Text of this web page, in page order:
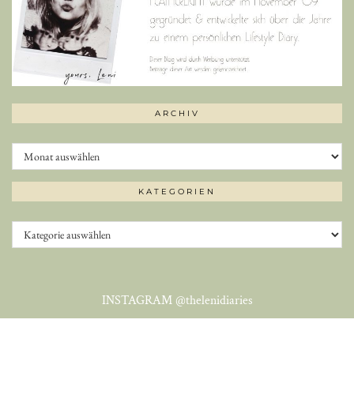
ARCHIV
Archiv
KATEGORIEN
Kategorien
INSTAGRAM @thelenidiaries